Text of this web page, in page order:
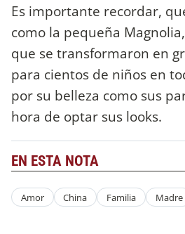
Es importante recordar,
como la pequeña
que se transformaron en
para cientos de niños en
por su belleza como sus
hora de optar sus looks.
EN ESTA NOTA
Amor China Familia Madre